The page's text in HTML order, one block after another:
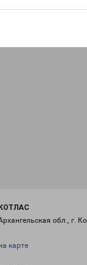
КОТЛАС
обл., г.
карте